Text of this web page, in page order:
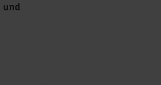
und